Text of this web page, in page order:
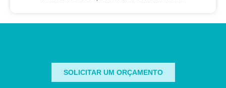
SOLICITAR UM ORÇAMENTO